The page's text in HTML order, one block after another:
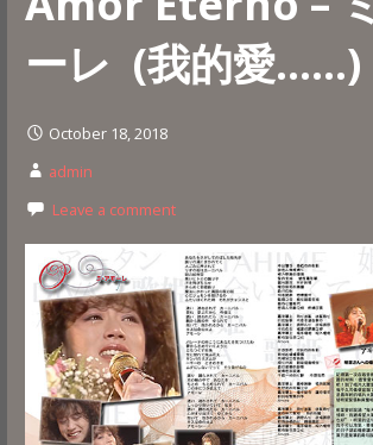
ーレ (我的愛……)
October 18, 2018
admin
Leave a comment